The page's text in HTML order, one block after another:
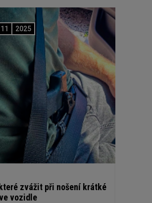
11 2025
zvážit při nošení krátké
vozidle